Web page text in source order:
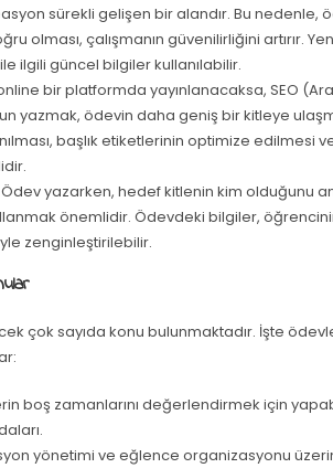
sürekli gelişen bir alandır. Bu nedenle,
olması, çalışmanın güvenilirliğini artırır.
ilgili güncel bilgiler kullanılabilir.
bir platformda yayınlanacaksa, SEO
yazmak, ödevin daha geniş bir kitleye
başlık etiketlerinin optimize edilmesi
Ödev yazarken, hedef kitlenin kim olduğunu
önemlidir. Ödevdeki bilgiler,
zenginleştirilebilir.
çok sayıda konu bulunmaktadır. İşte
boş zamanlarını değerlendirmek için
yönetimi ve eğlence organizasyonu